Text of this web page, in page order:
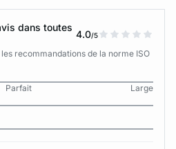
dans toutes
4.0/5
recommandations de la norme ISO
Parfait
Large